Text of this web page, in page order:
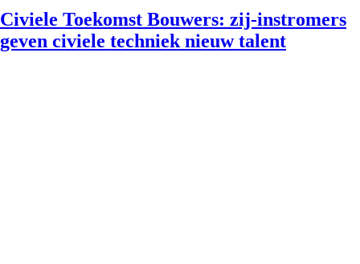
Civiele Toekomst Bouwers: zij-instromers
geven civiele techniek nieuw talent